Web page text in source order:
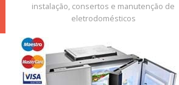
instalação, consertos e manutenção de
eletrodomésticos